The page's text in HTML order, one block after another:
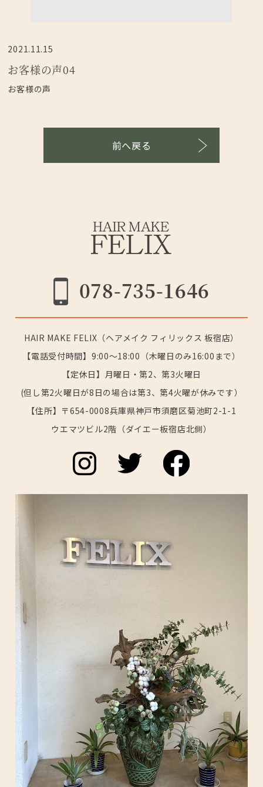
2021.11.15
お客様の声04
お客様の声
前へ戻る
078-735-1646
HAIR MAKE FELIX（ヘアメイク フィリックス 板宿店）
【電話受付時間】9:00～18:00（木曜日のみ16:00まで）
【定休日】月曜日・第2、第3火曜日
(但し第2火曜日が8日の場合は第3、第4火曜が休みです）
【住所】〒654-0008兵庫県神戸市須磨区菊池町2-1-1
ウエマツビル2階（ダイエー板宿店北側）